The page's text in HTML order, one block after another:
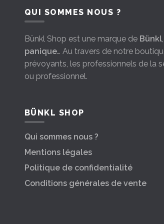
QUI SOMMES NOUS ?
Bünkl Shop est une marque de Bünkl
panique… Au travers de notre
prévoyants, les professionnels de la
ou professionnel.
BÜNKL SHOP
Qui sommes nous ?
Mentions légales
Politique de confidentialité
Conditions générales de vente